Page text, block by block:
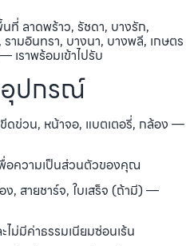
นที่ ลาดพร้าว, รัชดา, บางรัก,
ามอินทรา, บางนา, บางพลี, เกษตร
เราพร้อมเข้าไปรับ
อุปกรณ์
ดข่วน, หน้าจอ, แบตเตอรี่, กล้อง —
อความเป็นส่วนตัวของคุณ
, สายชาร์จ, ใบเสร็จ (ถ้ามี) —
ไม่มีค่าธรรมเนียมซ่อนเร้น